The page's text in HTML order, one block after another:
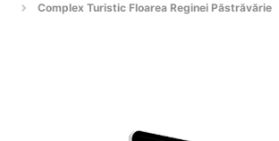
Complex Turistic Floarea Reginei Păstrăvărie